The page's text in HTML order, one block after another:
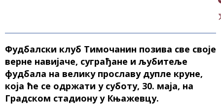
Фудбалски клуб Тимочанин позива све своје
верне навијаче, суграђане и љубитеље
фудбала на велику прославу дупле круне,
која ће се одржати у суботу, 30. маја, на
Градском стадиону у Књажевцу.